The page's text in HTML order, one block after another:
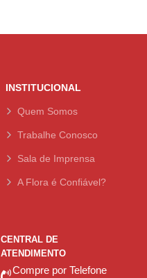
INSTITUCIONAL
Quem Somos
Trabalhe Conosco
Sala de Imprensa
A Flora é Confiável?
CENTRAL DE
ATENDIMENTO
Compre por Telefone